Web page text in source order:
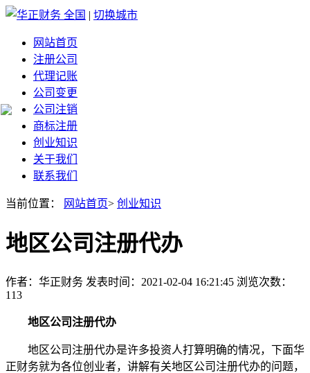
全国 | 切换城市
网站首页
注册公司
代理记账
公司变更
公司注销
商标注册
创业知识
关于我们
联系我们
当前位置： 网站首页> 创业知识
地区公司注册代办
作者：华正财务 发表时间：2021-02-04 16:21:45 浏览次数：
113
地区公司注册代办
地区公司注册代办是许多投资人打算明确的情况，下面华
正财务就为各位创业者，讲解有关地区公司注册代办的问题，